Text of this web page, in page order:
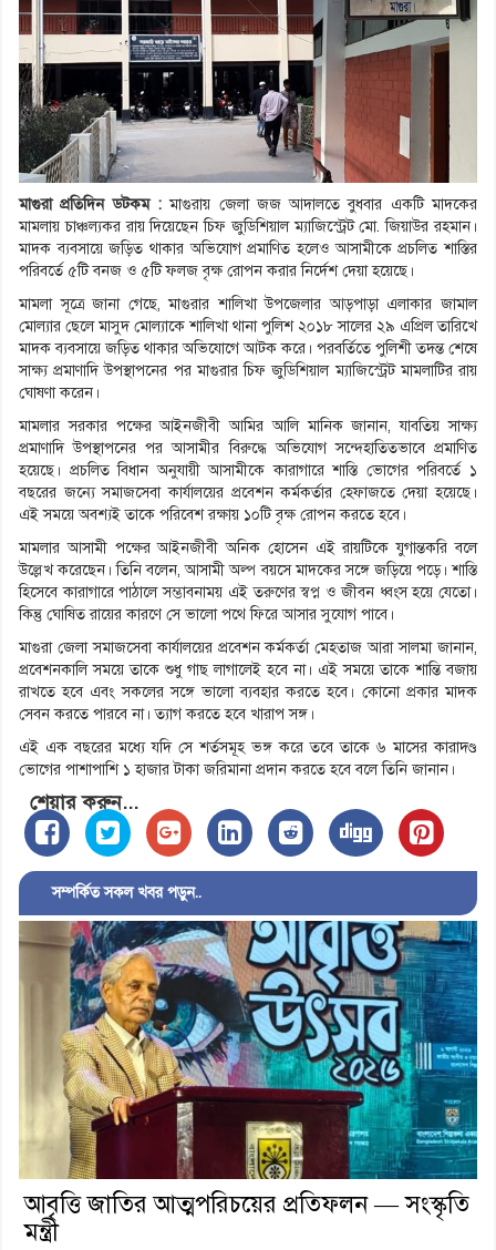
মাগুরা প্রতিদিন ডটকম :মাগুরায় জেলা জজ আদালতে বুধবার একটি মাদকের
মামলায় চাঞ্চল্যকর রায় দিয়েছেন চিফ জুডিশিয়াল ম্যাজিস্ট্রেট মো. জিয়াউর রহমান।
মাদক ব্যবসায়ে জড়িত থাকার অভিযোগ প্রমাণিত হলেও আসামীকে প্রচলিত শাস্তির
পরিবর্তে ৫টি বনজ ও ৫টি ফলজ বৃক্ষ রোপন করার নির্দেশ দেয়া হয়েছে।
মামলা সূত্রে জানা গেছে, মাগুরার শালিখা উপজেলার আড়পাড়া এলাকার জামাল
মোল্যার ছেলে মাসুদ মোল্যাকে শালিখা থানা পুলিশ ২০১৮ সালের ২৯ এপ্রিল তারিখে
মাদক ব্যবসায়ে জড়িত থাকার অভিযোগে আটক করে। পরবর্তিতে পুলিশী তদন্ত শেষে
সাক্ষ্য প্রমাণাদি উপস্থাপনের পর মাগুরার চিফ জুডিশিয়াল ম্যাজিস্ট্রেট মামলাটির রায়
ঘোষণা করেন।
মামলার সরকার পক্ষের আইনজীবী আমির আলি মানিক জানান, যাবতিয় সাক্ষ্য
প্রমাণাদি উপস্থাপনের পর আসামীর বিরুদ্ধে অভিযোগ সন্দেহাতিতভাবে প্রমাণিত
হয়েছে। প্রচলিত বিধান অনুযায়ী আসামীকে কারাগারে শাস্তি ভোগের পরিবর্তে ১
বছরের জন্যে সমাজসেবা কার্যালয়ের প্রবেশন কর্মকর্তার হেফাজতে দেয়া হয়েছে।
এই সময়ে অবশ্যই তাকে পরিবেশ রক্ষায় ১০টি বৃক্ষ রোপন করতে হবে।
মামলার আসামী পক্ষের আইনজীবী অনিক হোসেন এই রায়টিকে যুগান্তকরি বলে
উল্লেখ করেছেন। তিনি বলেন, আসামী অল্প বয়সে মাদকের সঙ্গে জড়িয়ে পড়ে। শাস্তি
হিসেবে কারাগারে পাঠালে সম্ভাবনাময় এই তরুণের স্বপ্ন ও জীবন ধ্বংস হয়ে যেতো।
কিন্তু ঘোষিত রায়ের কারণে সে ভালো পথে ফিরে আসার সুযোগ পাবে।
মাগুরা জেলা সমাজসেবা কার্যালয়ের প্রবেশন কর্মকর্তা মেহতাজ আরা সালমা জানান,
প্রবেশনকালি সময়ে তাকে শুধু গাছ লাগালেই হবে না। এই সময়ে তাকে শান্তি বজায়
রাখতে হবে এবং সকলের সঙ্গে ভালো ব্যবহার করতে হবে। কোনো প্রকার মাদক
সেবন করতে পারবে না। ত্যাগ করতে হবে খারাপ সঙ্গ।
এই এক বছরের মধ্যে যদি সে শর্তসমূহ ভঙ্গ করে তবে তাকে ৬ মাসের কারাদণ্ড
ভোগের পাশাপাশি ১ হাজার টাকা জরিমানা প্রদান করতে হবে বলে তিনি জানান।
শেয়ার করুন...
সম্পর্কিত সকল খবর পড়ুন..
আবৃত্তি জাতির আত্মপরিচয়ের প্রতিফলন — সংস্কৃতি
মন্ত্রী